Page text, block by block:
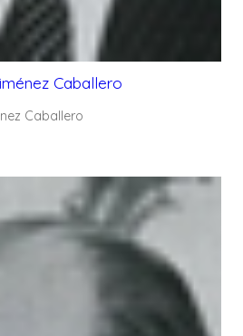
Caballero
Caballero